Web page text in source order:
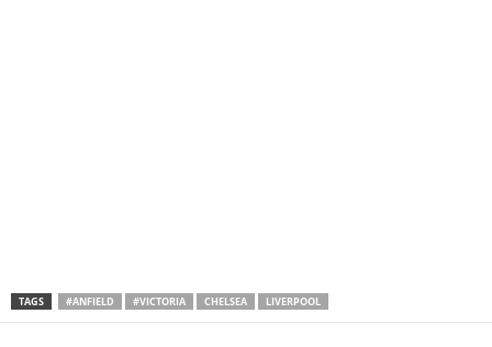
TAGS #ANFIELD #VICTORIA CHELSEA LIVERPOOL